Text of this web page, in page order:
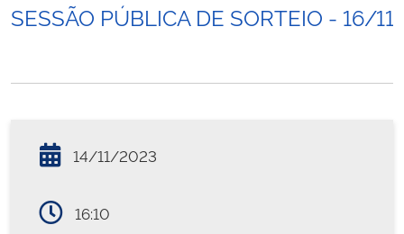
SESSÃO PÚBLICA DE SORTEIO - 16/
14/11/2023
16:10